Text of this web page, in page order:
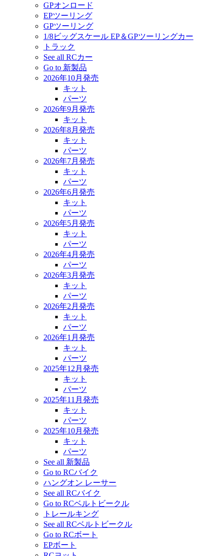
GPオンロード
EPツーリング
GPツーリング
1/8ビッグスケール EP＆GPツーリングカー
トラック
See all RCカー
Go to 新製品
2026年10月発売
キット
パーツ
2026年9月発売
キット
2026年8月発売
キット
パーツ
2026年7月発売
キット
パーツ
2026年6月発売
キット
パーツ
2026年5月発売
キット
パーツ
2026年4月発売
パーツ
2026年3月発売
キット
パーツ
2026年2月発売
キット
パーツ
2026年1月発売
キット
パーツ
2025年12月発売
キット
パーツ
2025年11月発売
キット
パーツ
2025年10月発売
キット
パーツ
See all 新製品
Go to RCバイク
ハングオン レーサー
See all RCバイク
Go to RCベルトビークル
トレールキング
See all RCベルトビークル
Go to RCボート
EPボート